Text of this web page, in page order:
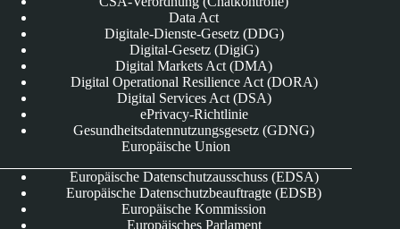
Data Act
Digitale-Dienste-Gesetz (DDG)
Digital-Gesetz (DigiG)
Digital Markets Act (DMA)
Digital Operational Resilience Act (DORA)
Digital Services Act (DSA)
ePrivacy-Richtlinie
Gesundheitsdatennutzungsgesetz (GDNG)
Europäische Union
Europäische Datenschutzausschuss (EDSA)
Europäische Datenschutzbeauftragte (EDSB)
Europäische Kommission
Europäisches Parlament